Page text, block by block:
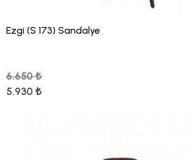
Ezgi (S 173) Sandalye
6.650 ₺
5.930 ₺